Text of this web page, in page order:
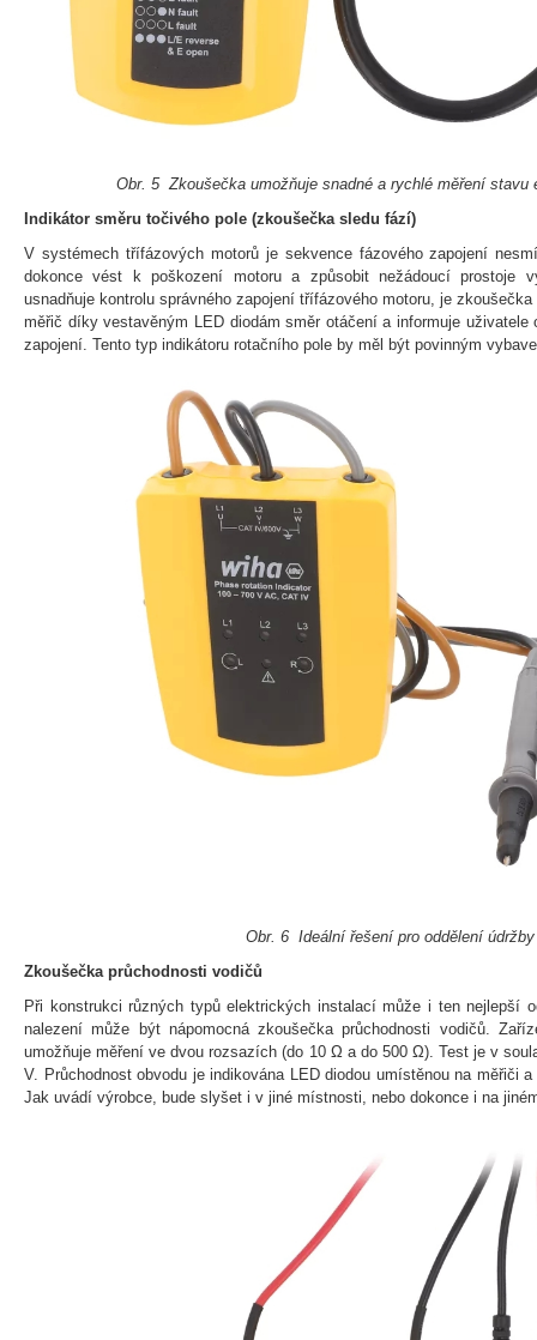
Obr. 5 Zkoušečka umožňuje snadné a rychlé měření stavu
Indikátor směru točivého pole (zkoušečka sledu fází)
V systémech třífázových motorů je sekvence fázového zapojení
dokonce vést k poškození motoru a způsobit nežádoucí prostoje
usnadňuje kontrolu správného zapojení třífázového motoru, je
měřič díky vestavěným LED diodám směr otáčení a informuje uživatele
zapojení. Tento typ indikátoru rotačního pole by měl být povinným
Obr. 6 Ideální řešení pro oddělení údržby
Zkoušečka průchodnosti vodičů
Při konstrukci různých typů elektrických instalací může i ten nejlepší
nalezení může být nápomocná zkoušečka průchodnosti vodičů.
umožňuje měření ve dvou rozsazích (do 10 Ω a do 500 Ω). Test je v
V. Průchodnost obvodu je indikována LED diodou umístěnou na měřiči
Jak uvádí výrobce, bude slyšet i v jiné místnosti, nebo dokonce i na